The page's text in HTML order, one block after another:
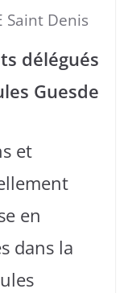
Saint Denis
délégués
Guesde
et
en
dans la